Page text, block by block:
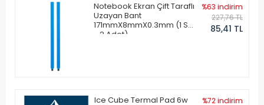
Notebook Ekran Çift Taraflı
Uzayan Bant
171mmX8mmX0.3mm (1 Set
- 2 Adet)
%63 indirim
227,76 TL
85,41 TL
Ice Cube Termal Pad 6w
%72 indirim